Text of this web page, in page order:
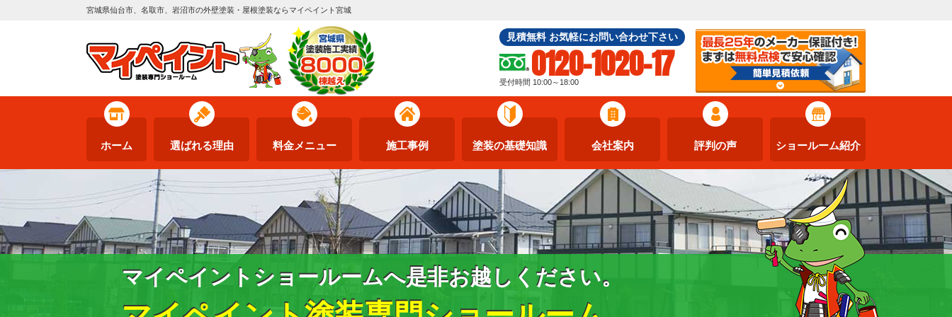
宮城県仙台市、名取市、岩沼市の外壁塗装・屋根塗装ならマイペイント宮城
見積無料 お気軽にお問い合わせ下さい
0120-1020-17
受付時間 10:00～18:00
ホーム 選ばれる理由 料金メニュー 施工事例 塗装の基礎知識 会社案内 評判の声 ショールーム紹介
マイペイントショールームへ是非お越しください。